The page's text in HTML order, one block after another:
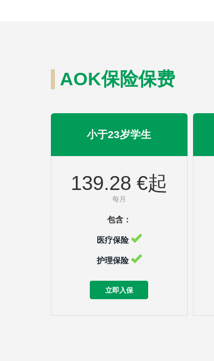
AOK保险保费
小于23岁学生
139.28 €起
每月
包含：
医疗保险
护理保险
立即入保